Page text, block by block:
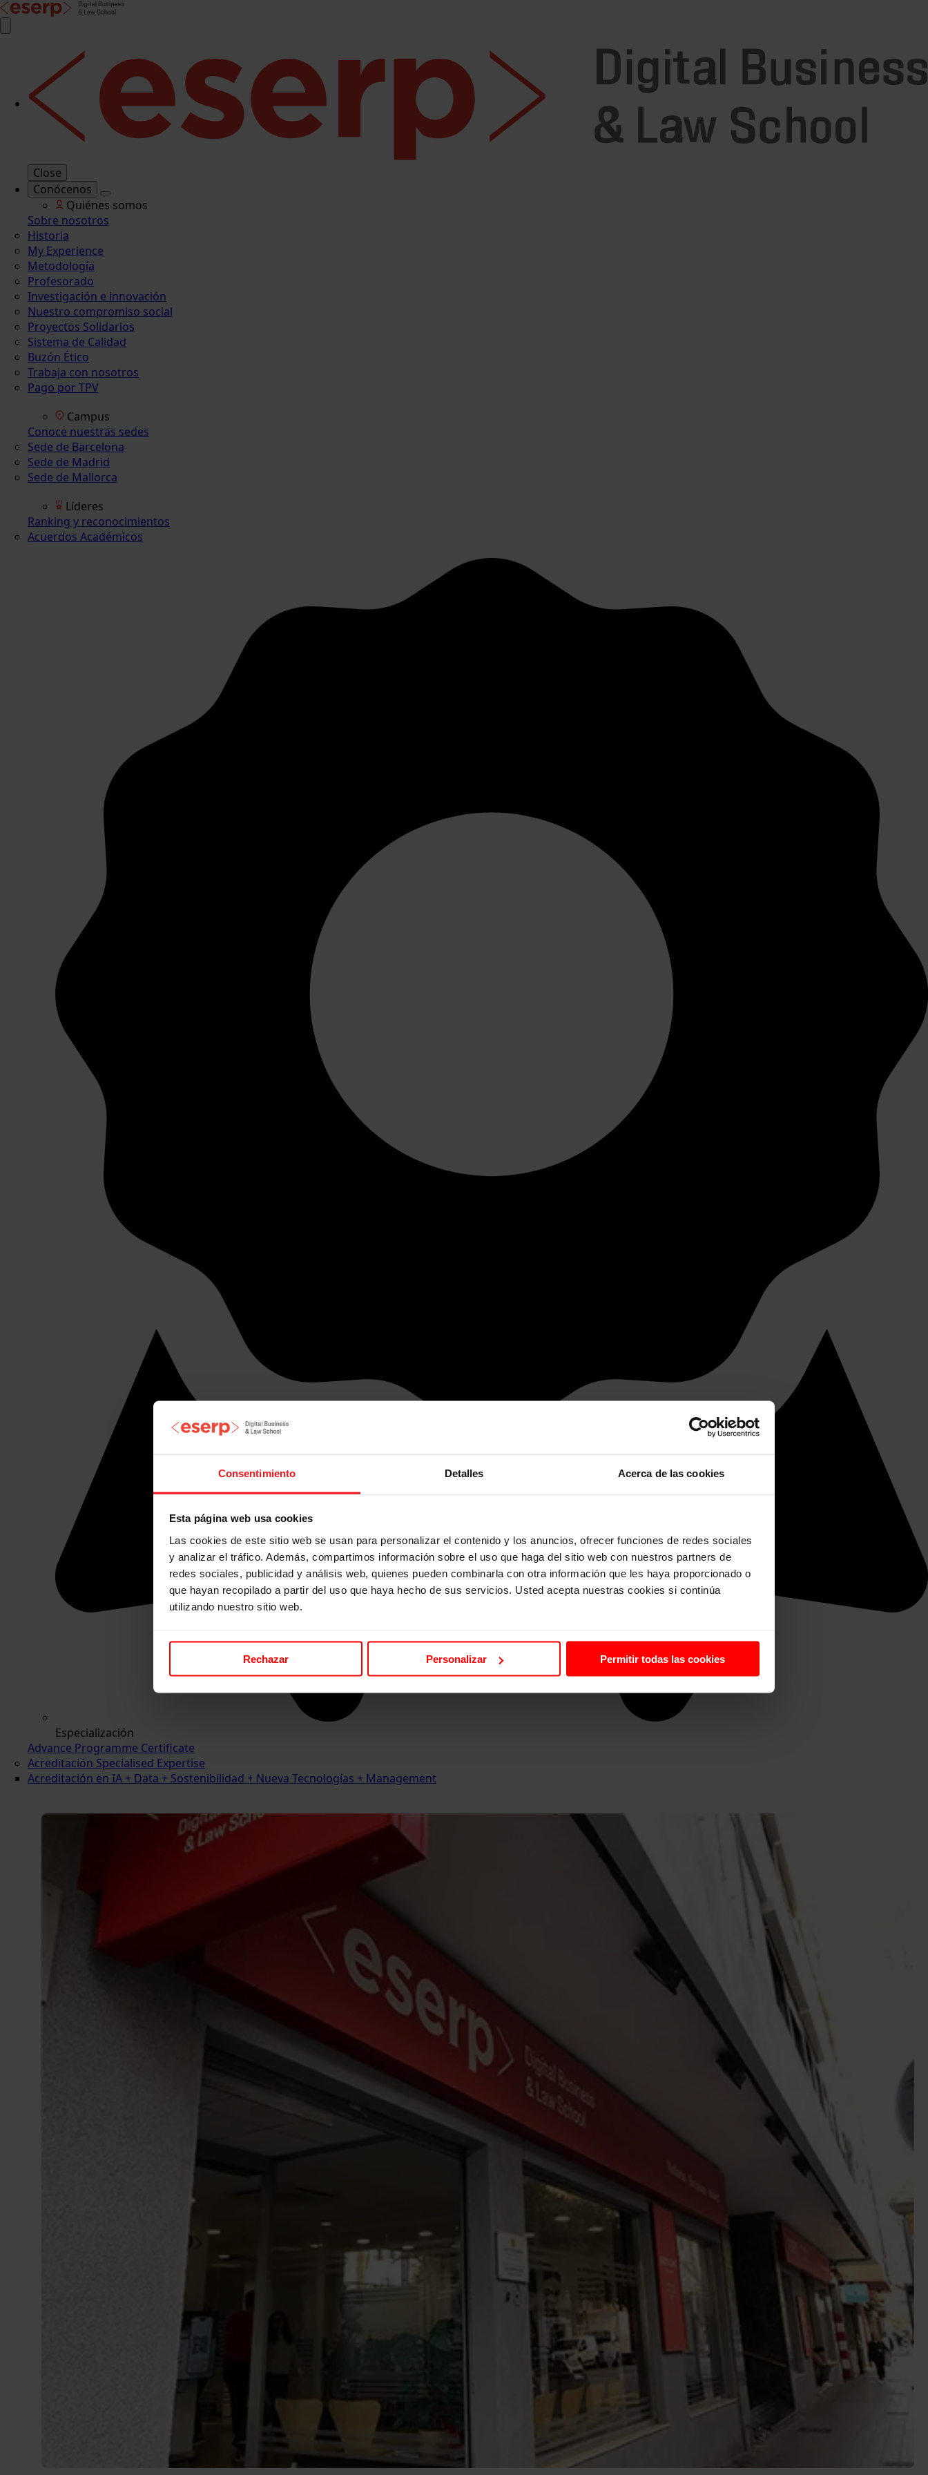
Consentimiento Detalles Acerca de las cookies
Esta página web usa cookies
Las cookies de este sitio web se usan para personalizar el contenido y los anuncios, ofrecer funciones de redes sociales
y analizar el tráfico. Además, compartimos información sobre el uso que haga del sitio web con nuestros partners de
redes sociales, publicidad y análisis web, quienes pueden combinarla con otra información que les haya proporcionado o
que hayan recopilado a partir del uso que haya hecho de sus servicios. Usted acepta nuestras cookies si continúa
utilizando nuestro sitio web.
Rechazar Personalizar Permitir todas las cookies
Close
Conócenos
Quiénes somos
Sobre nosotros
Historia
My Experience
Metodología
Profesorado
Investigación e innovación
Nuestro compromiso social
Proyectos Solidarios
Sistema de Calidad
Buzón Ético
Trabaja con nosotros
Pago por TPV
Campus
Conoce nuestras sedes
Sede de Barcelona
Sede de Madrid
Sede de Mallorca
Líderes
Ranking y reconocimientos
Acuerdos Académicos
Especialización
Advance Programme Certificate
Acreditación Specialised Expertise
Acreditación en IA + Data + Sostenibilidad + Nueva Tecnologías + Management